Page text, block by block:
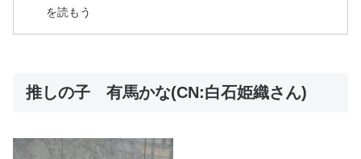
を読もう
推しの子 有馬かな(CN:白石姫織さん)